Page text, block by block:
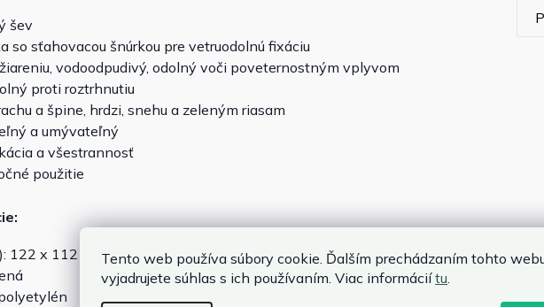
Tento web používa súbory cookie. Ďalším prechádzaním tohto
vyjadrujete súhlas s ich používaním. Viac informáciítu.
šev
so sťahovacou šnúrkou pre vetruodolnú fixáciu
vodoodpudivý, odolný voči poveternostným vplyvom
proti roztrhnutiu
a špine, hrdzi, snehu a zeleným riasam
a umývateľný
a všestrannosť
použitie
122 x 112 x 98 cm